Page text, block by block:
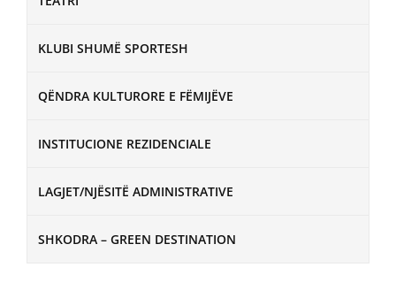
KLUBI SHUMË SPORTESH
QËNDRA KULTURORE E FËMIJËVE
INSTITUCIONE REZIDENCIALE
LAGJET/NJËSITË ADMINISTRATIVE
SHKODRA – GREEN DESTINATION